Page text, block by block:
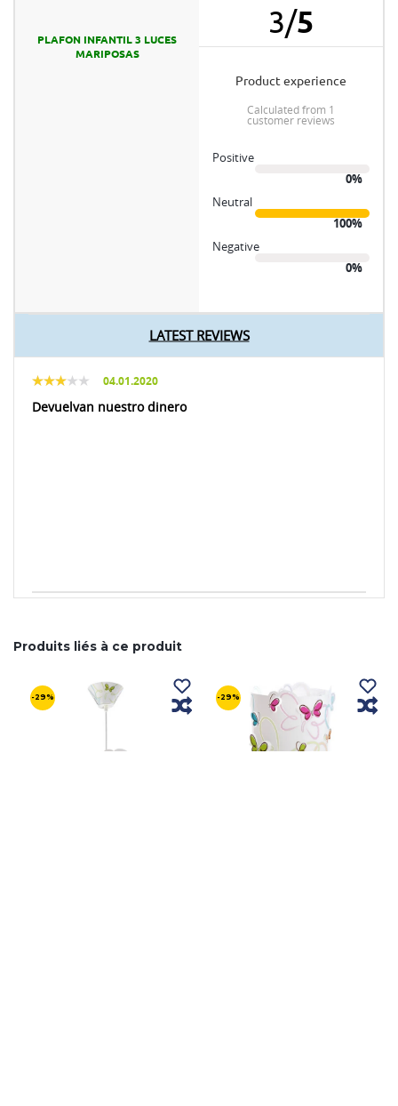
PLAFON INFANTIL 3 LUCES
MARIPOSAS
3/5
product experience
calculated from 1
customer reviews
Positive
0%
Neutral
100%
Negative
0%
LATEST REVIEWS
04.01.2020
Devuelvan nuestro dinero
Produits liés à ce produit
-29% -29%